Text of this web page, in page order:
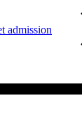
admission